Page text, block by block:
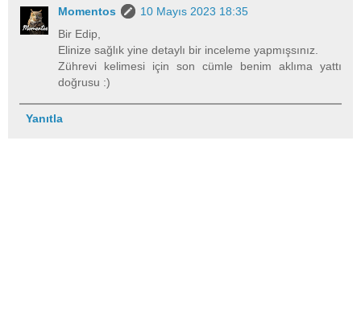
Momentos
10 Mayıs 2023 18:35
Bir Edip,
Elinize sağlık yine detaylı bir inceleme yapmışsınız.
Zührevi kelimesi için son cümle benim aklıma yattı
doğrusu :)
Yanıtla